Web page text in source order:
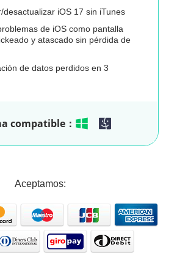
desactualizar iOS 17 sin iTunes
de iOS como pantalla
y atascado sin pérdida de
de datos perdidos en 3
compatible：
Aceptamos: